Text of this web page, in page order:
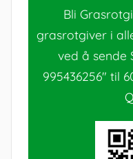
Bli
grasrotgiver i
ved å sende
995436256" til